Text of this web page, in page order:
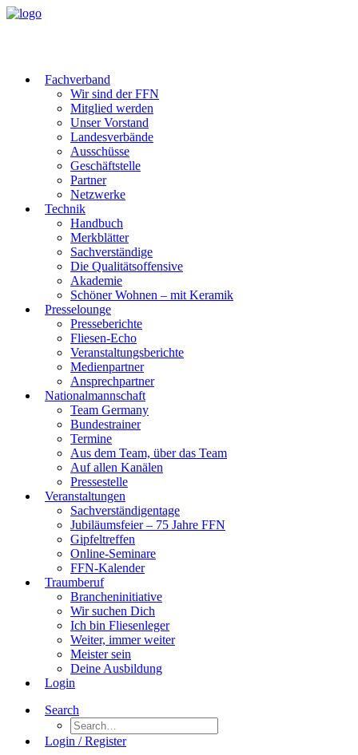
Fachverband
Wir sind der FFN
Mitglied werden
Unser Vorstand
Landesverbände
Ausschüsse
Geschäftstelle
Partner
Netzwerke
Technik
Handbuch
Merkblätter
Sachverständige
Die Qualitätsoffensive
Akademie
Schöner Wohnen – mit Keramik
Presselounge
Presseberichte
Fliesen-Echo
Veranstaltungsberichte
Medienpartner
Ansprechpartner
Nationalmannschaft
Team Germany
Bundestrainer
Termine
Aus dem Team, über das Team
Auf allen Kanälen
Pressestelle
Veranstaltungen
Sachverständigentage
Jubiläumsfeier – 75 Jahre FFN
Gipfeltreffen
Online-Seminare
FFN-Kalender
Traumberuf
Brancheninitiative
Wir suchen Dich
Ich bin Fliesenleger
Weiter, immer weiter
Meister sein
Deine Ausbildung
Login
Search
Login / Register